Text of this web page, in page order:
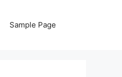
Sample Page